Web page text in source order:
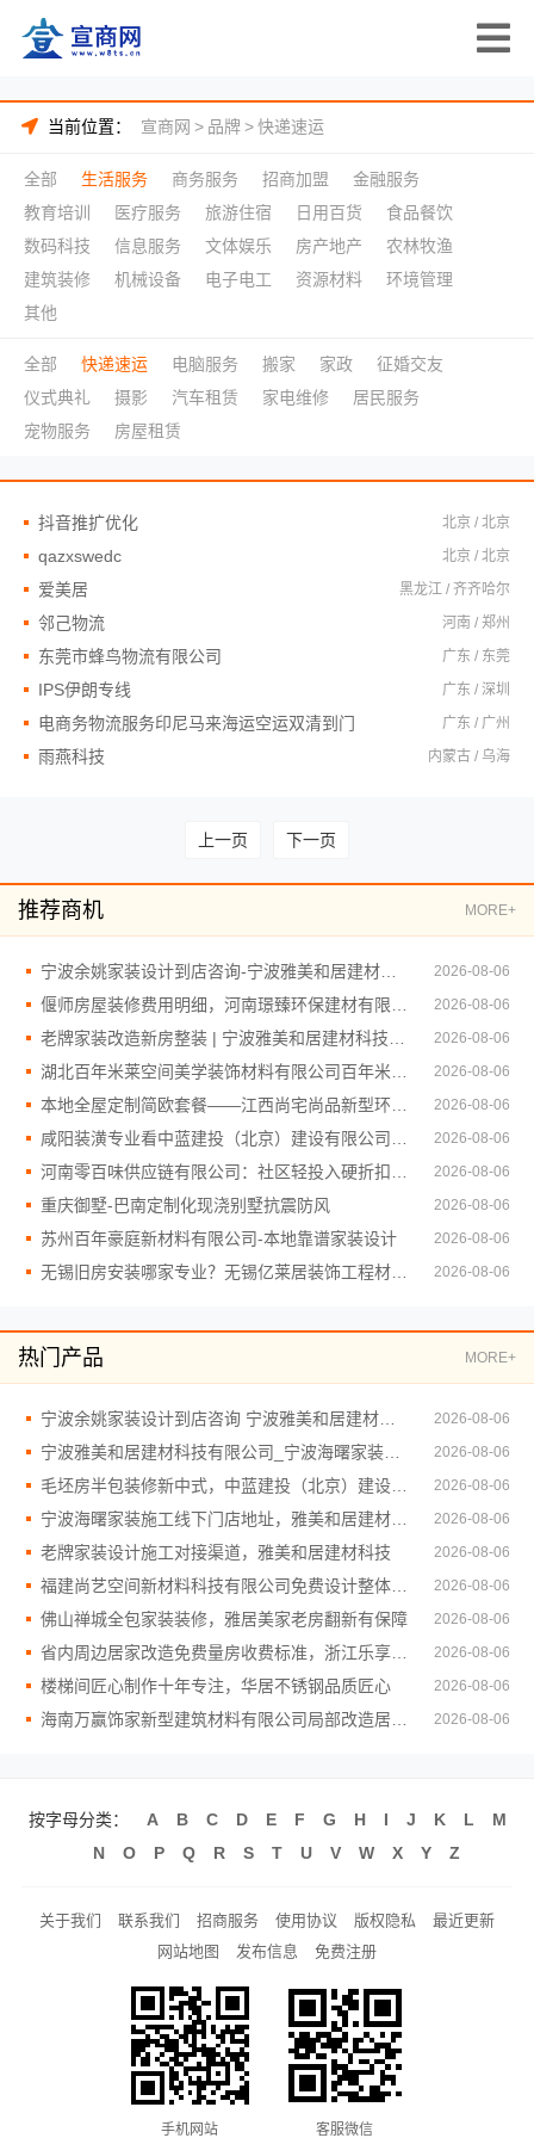
当前位置： 宣商网 > 品牌>快递速运
全部 生活服务 商务服务 招商加盟
金融服务
教育培训
医疗服务 旅游住宿 日用百货
食品餐饮
数码科技
信息服务 文体娱乐 房产地产
农林牧渔
建筑装修
机械设备 电子电工 资源材料
环境管理
其他
全部 快递速运 电脑服务 搬家 家政
征婚交友
仪式典礼
摄影 汽车租赁 家电维修
居民服务
宠物服务
房屋租赁
抖音推扩优化 北京 / 北京
qazxswedc 北京 / 北京
爱美居 黑龙江 / 齐齐哈尔
邻己物流 河南 / 郑州
东莞市蜂鸟物流有限公司 广东 / 东莞
IPS伊朗专线 广东 / 深圳
电商务物流服务印尼马来海运空运双清到门 广东 / 广州
雨燕科技 内蒙古 / 乌海
上一页 下一页
推荐商机 MORE+
2026-08-06
2026-08-06
2026-08-06
2026-08-06
2026-08-06
2026-08-06
2026-08-06
重庆御墅-巴南定制化现浇别墅抗震防风 2026-08-06
苏州百年豪庭新材料有限公司-本地靠谱家装设计 2026-08-06
2026-08-06
热门产品 MORE+
2026-08-06
2026-08-06
2026-08-06
2026-08-06
老牌家装设计施工对接渠道，雅美和居建材科技 2026-08-06
2026-08-06
佛山禅城全包家装装修，雅居美家老房翻新有保障 2026-08-06
2026-08-06
楼梯间匠心制作十年专注，华居不锈钢品质匠心 2026-08-06
2026-08-06
按字母分类： A B C D E F G H I J K L
M
N
O P Q R S T U V W X Y Z
关于我们 联系我们 招商服务 使用协议 版权隐私
最近更新
网站地图
发布信息 免费注册
手机网站 客服微信